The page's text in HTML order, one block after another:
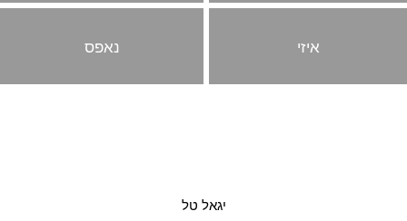
איזי נאפס
יגאל טל